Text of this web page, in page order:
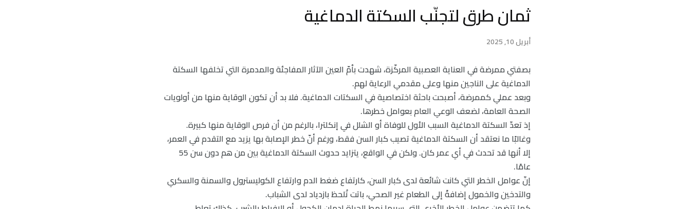
ثمان طرق لتجنّب السكتة الدماغية
أبريل 10, 2025
بصفتي ممرضة في العناية العصبية المركّزة، شهدت بأمّ العين الآثار المفاجئة والمدمرة التي تخلفها السكتة
الدماغية على الناجين منها وعلى مقدمي الرعاية لهم.
وبعد عملي كممرضة، أصبحت باحثة اختصاصية في السكتات الدماغية. فلا بد أن تكون الوقاية منها من أولويات
الصحة العامة، لضعف الوعي العام بعوامل خطرها.
إذ تعدّ السكتة الدماغية السبب الأول للوفاة أو الشلل في إنكلترا، بالرغم من أن فرص الوقاية منها كبيرة.
وغالبًا ما نعتقد أن السكتة الدماغية تصيب كبار السن فقط، ورغم أنّ خطر الإصابة بها يزيد مع التقدم في العمر،
إلا أنها قد تحدث في أي عمر كان. ولكن في الواقع، يتزايد حدوث السكتة الدماغية بين من هم دون سن 55
عامًا.
إنّ عوامل الخطر التي كانت شائعة لدى كبار السن، كارتفاع ضغط الدم وارتفاع الكوليسترول والسمنة والسكري
والتدخين والخمول إضافةً إلى الطعام غير الصحي، باتت تُلحظ بازدياد لدى الشباب.